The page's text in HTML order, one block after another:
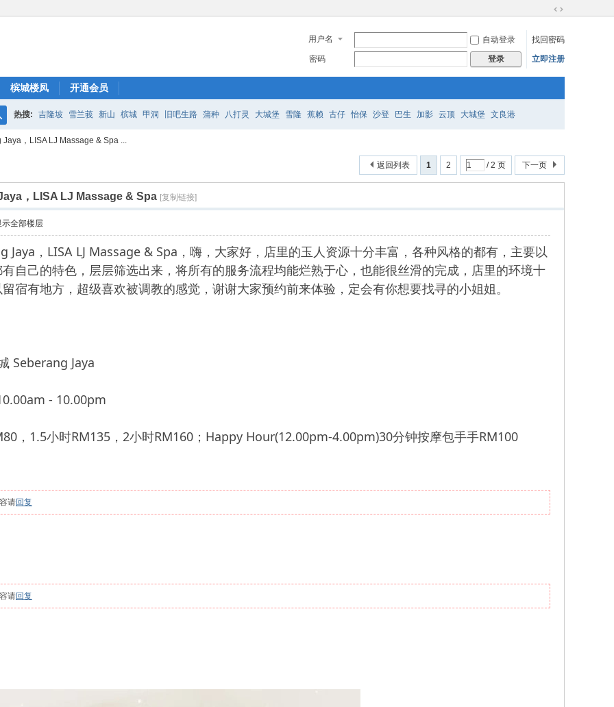
换
到
宽
用户名 自动登录
找回密码
密码
登录 立即注册
槟城楼凤 开通会员
热搜: 吉隆坡 雪兰莪 新山 槟城 甲洞 旧吧生路 蒲种 八打灵 大城堡 雪隆 蕉赖 古仔 怡保 沙登 巴生 加影 云顶 大城堡 文良港
，LISA LJ Massage & Spa ...
1 2 / 2 页 下一页
返回列表
，LISA LJ Massage & Spa [复制链接]
示全部楼层
Jaya，LISA LJ Massage & Spa，嗨，大家好，店里的玉人资源十分丰富，各种风格的都有，主要以
自己的特色，层层筛选出来，将所有的服务流程均能烂熟于心，也能很丝滑的完成，店里的环境十
宿有地方，超级喜欢被调教的感觉，谢谢大家预约前来体验，定会有你想要找寻的小姐姐。
Seberang Jaya
- 10.00pm
，1.5小时RM135，2小时RM160；Happy Hour(12.00pm-4.00pm)30分钟按摩包手手RM100
请回复
请回复